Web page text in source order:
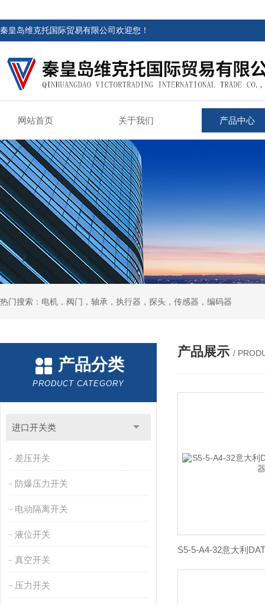
秦皇岛维克托国际贸易有限公司欢迎您！
网站首页 关于我们 产品中心
热门搜索：电机，阀门，轴承，执行器，探头，传感器，编码器
产品分类
PRODUCT CATEGORY
进口开关类
差压开关
防爆压力开关
电动隔离开关
液位开关
真空开关
压力开关
产品展示 /